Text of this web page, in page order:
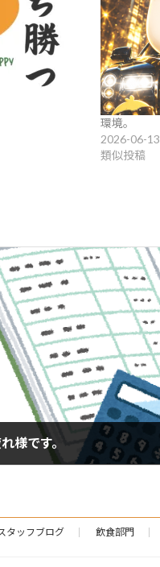
環境。
2026-06-13
類似投稿
様です。
タッフブログ 飲食部門